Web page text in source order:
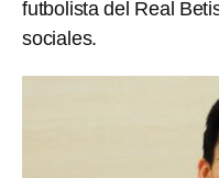
futbolista del Real
sociales.